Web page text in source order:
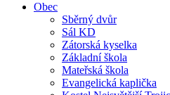
Obec
Sběrný dvůr
Sál KD
Zátorská kyselka
Základní škola
Mateřská škola
Evangelická kaplička